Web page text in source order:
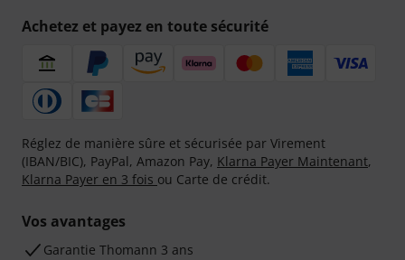
Achetez et payez en toute sécurité
Réglez de manière sûre et sécurisée par Virement
(IBAN/BIC), PayPal, Amazon Pay, Klarna Payer Maintenant,
Klarna Payer en 3 fois ou Carte de crédit.
Vos avantages
Ga­ran­tie Thomann 3 ans